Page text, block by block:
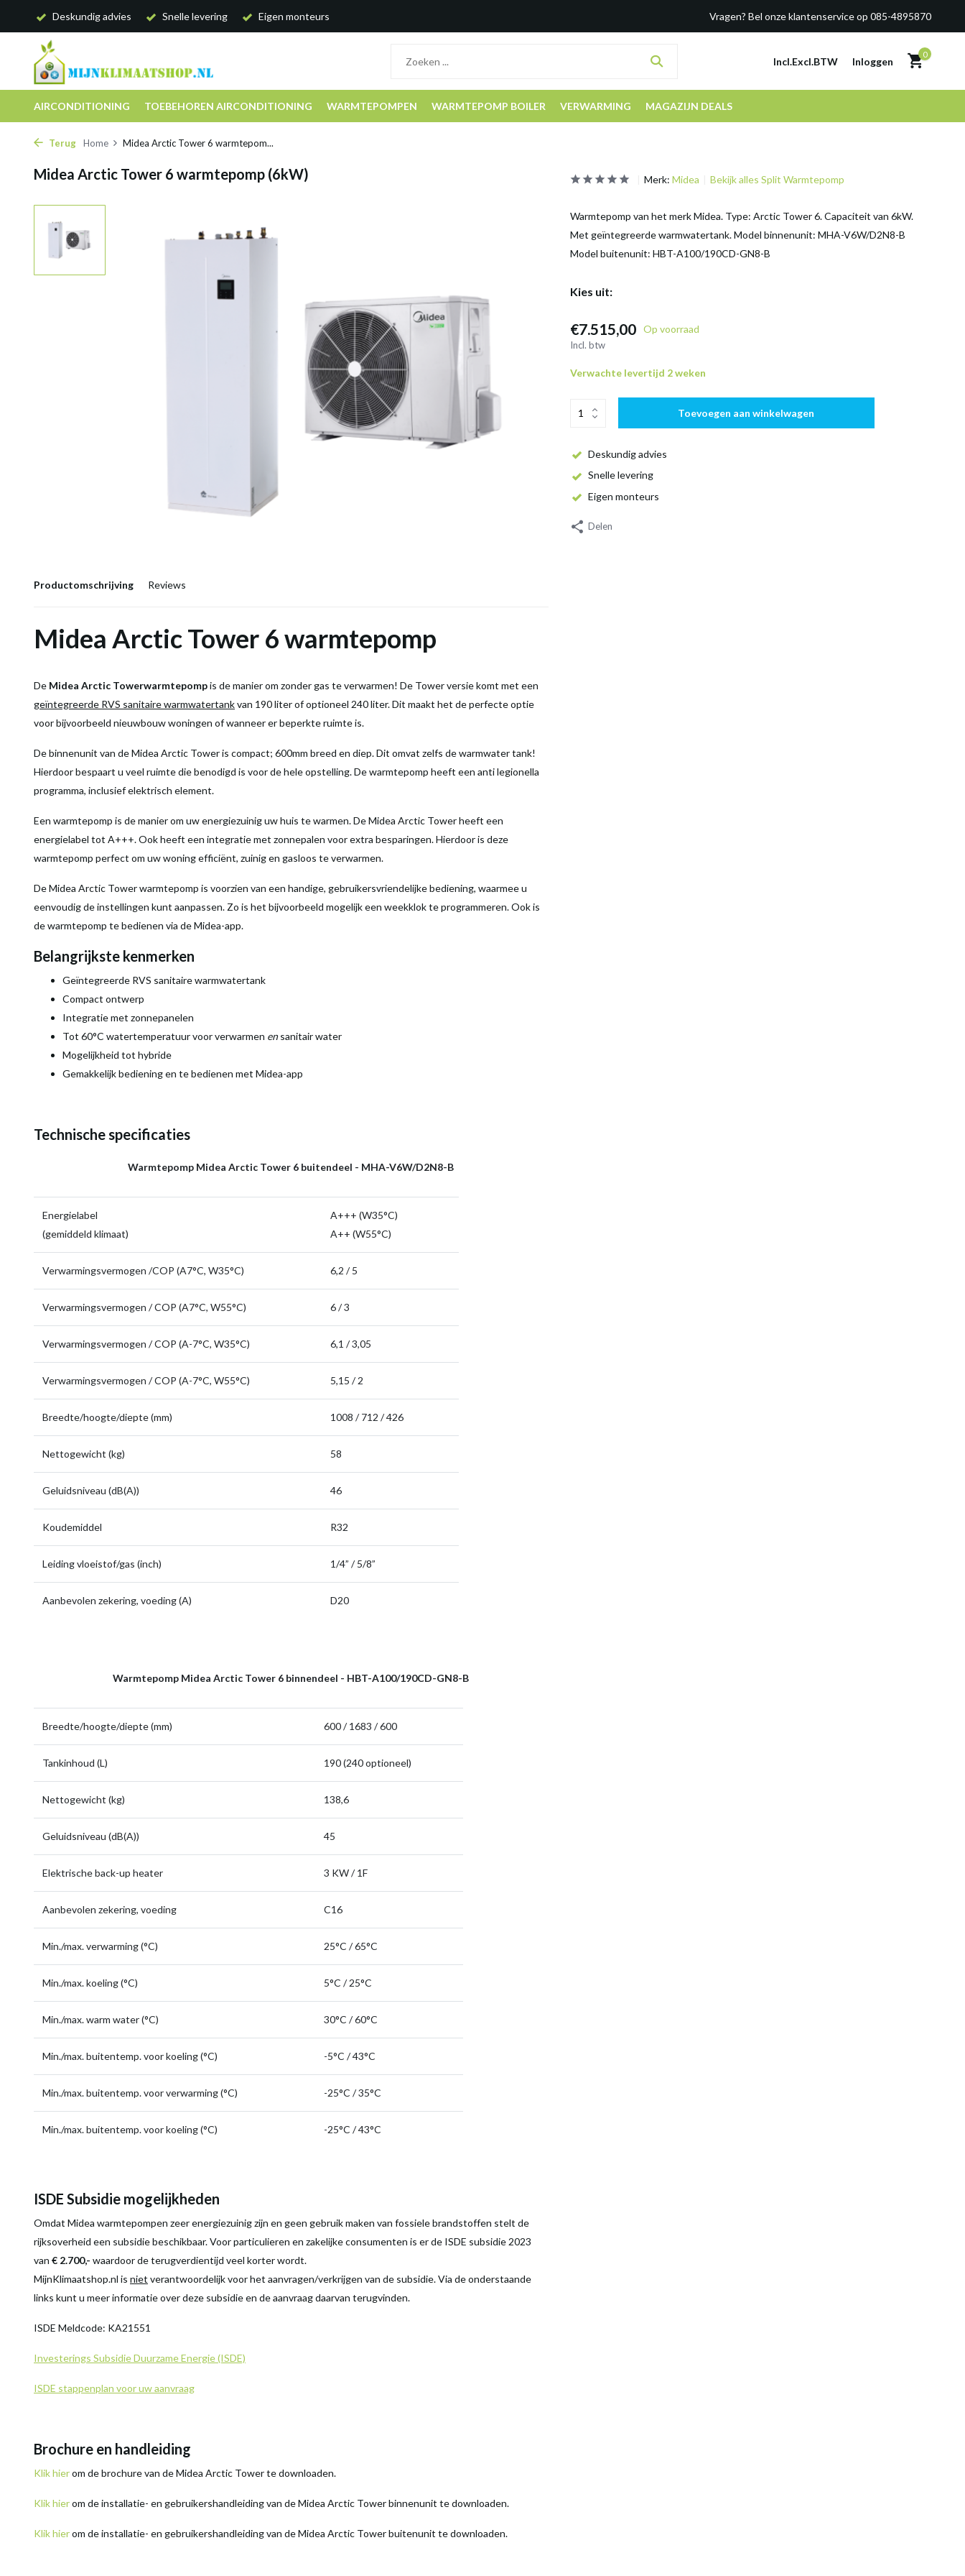
Deskundig advies Snelle levering Eigen monteurs Vragen? Bel onze klantenservice op 085-4895870
Incl.Excl.BTW Inloggen
0
AIRCONDITIONING TOEBEHOREN AIRCONDITIONING WARMTEPOMPEN WARMTEPOMP BOILER VERWARMING MAGAZIJN DEALS
Terug Home Midea Arctic Tower 6 warmtepom...
Midea Arctic Tower 6 warmtepomp (6kW)
Productomschrijving Reviews
Midea Arctic Tower 6 warmtepomp
De Midea Arctic Towerwarmtepompis de manier om zonder gas te verwarmen! De Tower versie komt met een
geïntegreerde RVS sanitaire warmwatertankvan 190 liter of optioneel 240 liter. Dit maakt het de perfecte optie
voor bijvoorbeeld nieuwbouw woningen of wanneer er beperkte ruimte is.
De binnenunit van de Midea Arctic Tower is compact; 600mm breed en diep. Dit omvat zelfs de warmwater tank!
Hierdoor bespaart u veel ruimte die benodigd is voor de hele opstelling. De warmtepomp heeft een anti legionella
programma, inclusief elektrisch element.
Een warmtepomp is de manier om uw energiezuinig uw huis te warmen. De Midea Arctic Tower heeft een
energielabel tot A+++. Ook heeft een integratie met zonnepalen voor extra besparingen. Hierdoor is deze
warmtepomp perfect om uw woning efficiënt, zuinig en gasloos te verwarmen.
De Midea Arctic Tower warmtepomp is voorzien van een handige, gebruikersvriendelijke bediening, waarmee u
eenvoudig de instellingen kunt aanpassen. Zo is het bijvoorbeeld mogelijk een weekklok te programmeren. Ook is
de warmtepomp te bedienen via de Midea-app.
Belangrijkste kenmerken
Geïntegreerde RVS sanitaire warmwatertank
Compact ontwerp
Integratie met zonnepanelen
Tot 60°C watertemperatuur voor verwarmen ensanitair water
Mogelijkheid tot hybride
Gemakkelijk bediening en te bedienen met Midea-app
Technische specificaties
Warmtepomp Midea Arctic Tower 6 buitendeel - MHA-V6W/D2N8-B
Energielabel
(gemiddeld klimaat)
A+++ (W35°C)
A++ (W55°C)
Verwarmingsvermogen /COP (A7°C, W35°C) 6,2 / 5
Verwarmingsvermogen / COP (A7°C, W55°C) 6 / 3
Verwarmingsvermogen / COP (A-7°C, W35°C) 6,1 / 3,05
Verwarmingsvermogen / COP (A-7°C, W55°C) 5,15 / 2
Breedte/hoogte/diepte (mm) 1008 / 712 / 426
Nettogewicht (kg) 58
Geluidsniveau (dB(A)) 46
Koudemiddel R32
Leiding vloeistof/gas (inch) 1/4” / 5/8”
Aanbevolen zekering, voeding (A) D20
Warmtepomp Midea Arctic Tower 6 binnendeel - HBT-A100/190CD-GN8-B
Breedte/hoogte/diepte (mm) 600 / 1683 / 600
Tankinhoud (L) 190 (240 optioneel)
Nettogewicht (kg) 138,6
Geluidsniveau (dB(A)) 45
Elektrische back-up heater 3 KW / 1F
Aanbevolen zekering, voeding C16
Min./max. verwarming (°C) 25°C / 65°C
Min./max. koeling (°C) 5°C / 25°C
Min./max. warm water (°C) 30°C / 60°C
Min./max. buitentemp. voor koeling (°C) -5°C / 43°C
Min./max. buitentemp. voor verwarming (°C) -25°C / 35°C
Min./max. buitentemp. voor koeling (°C) -25°C / 43°C
ISDE Subsidie mogelijkheden
Omdat Midea warmtepompen zeer energiezuinig zijn en geen gebruik maken van fossiele brandstoffen stelt de
rijksoverheid een subsidie beschikbaar. Voor particulieren en zakelijke consumenten is er de ISDE subsidie 2023
van € 2.700,- waardoor de terugverdientijd veel korter wordt.
MijnKlimaatshop.nl is niet verantwoordelijk voor het aanvragen/verkrijgen van de subsidie. Via de onderstaande
links kunt u meer informatie over deze subsidie en de aanvraag daarvan terugvinden.
ISDE Meldcode: KA21551
Investerings Subsidie Duurzame Energie (ISDE)
ISDE stappenplan voor uw aanvraag
Brochure en handleiding
Klik hierom de brochure van de Midea Arctic Tower te downloaden.
Klik hierom de installatie- en gebruikershandleiding van de Midea Arctic Tower binnenunit te downloaden.
Klik hierom de installatie- en gebruikershandleiding van de Midea Arctic Tower buitenunit te downloaden.
Merk: Midea Bekijk alles Split Warmtepomp
Warmtepomp van het merk Midea. Type: Arctic Tower 6. Capaciteit van 6kW.
Met geïntegreerde warmwatertank. Model binnenunit: MHA-V6W/D2N8-B
Model buitenunit: HBT-A100/190CD-GN8-B
Kies uit:
€7.515,00 Op voorraad
Incl. btw
Verwachte levertijd 2 weken
Toevoegen aan winkelwagen
Deskundig advies
Snelle levering
Eigen monteurs
Delen